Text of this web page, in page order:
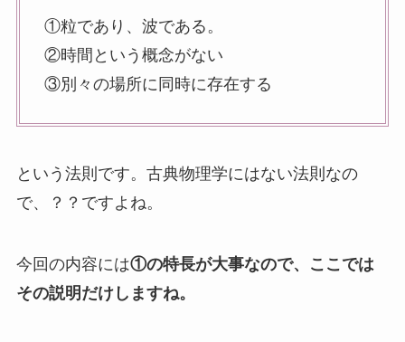
①粒であり、波である。
②時間という概念がない
③別々の場所に同時に存在する
という法則です。古典物理学にはない法則なの
で、？？ですよね。
今回の内容には①の特長が大事なので、ここでは
その説明だけしますね。